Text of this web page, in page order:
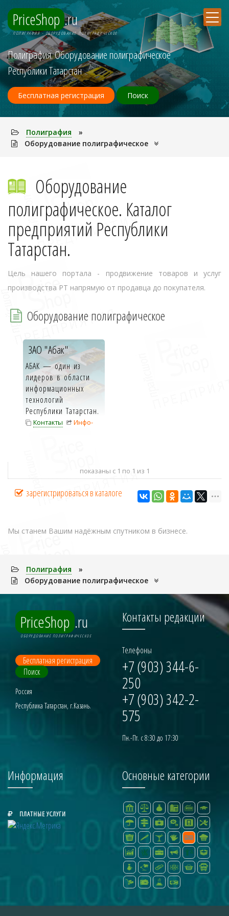
PriceShop .ru
ПОЛИГPАФИЯ - ОБОРУДОВАНИЕ ПОЛИГРАФИЧЕСКОЕ
Полигpафия. Оборудование полиграфическое
Республики Татарстан
Бесплатная регистрация Поиск
Полигpафия
»
Оборудование полиграфическое
Оборудование
полиграфическое. Каталог
предприятий Республики
Татарстан.
Цель нашего портала - продвижение товаров и услуг
производства РТ напрямую от продавца до покупателя.
Оборудование полиграфическое
ЗАО "Абак"
АБАК — один из
лидеров в области
информационных
технологий
Республики Татарстан.
Клиентская база ком...
Контакты
Инфо-
показаны с 1 по 1 из 1
зарегистрироваться в каталоге
Мы станем Вашим надёжным спутником в бизнесе.
Полигpафия
»
Оборудование полиграфическое
PriceShop .ru
ОБОРУДОВАНИЕ ПОЛИГРАФИЧЕСКОЕ
Бесплатная регистрация
Поиск
Россия
Республика Татарстан, г.Казань.
Контакты редакции
Телефоны
+7 (903) 344-6-
250
+7 (903) 342-2-
575
Пн.-Пт. с 8:30 до 17:30
Информация
ПЛАТНЫЕ УСЛУГИ
Основные категории